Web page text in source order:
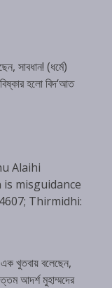
সাবধান! (ধর্মে)
হলো বিদ‘আত
Alaihi
is misguidance
Thirmidhi:
খুতবায় বলেছেন,
আদর্শ মুহাম্মদের